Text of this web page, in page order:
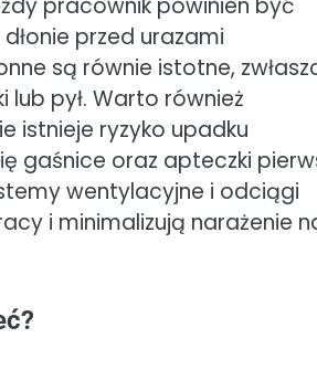
przed urazami
są równie istotne,
pył. Warto również
istnieje ryzyko upadku
gaśnice oraz apteczki
wentylacyjne i odciągi
i minimalizują narażenie